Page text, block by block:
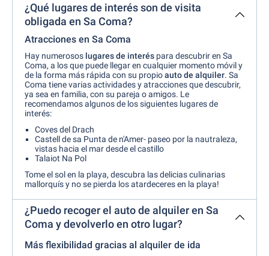
¿Qué lugares de interés son de visita
obligada en Sa Coma?
Atracciones en Sa Coma
Hay numerosos lugares de interés para descubrir en Sa
Coma, a los que puede llegar en cualquier momento móvil y
de la forma más rápida con su propioauto de alquiler. Sa
Coma tiene varias actividades y atracciones que descubrir,
ya sea en familia, con su pareja o amigos. Le
recomendamos algunos de los siguientes lugares de
interés:
Coves del Drach
Castell de sa Punta de n'Amer- paseo por la nautraleza,
vistas hacia el mar desde el castillo
Talaiot Na Pol
Tome el sol en la playa, descubra las delicias culinarias
mallorquís y no se pierda los atardeceres en la playa!
¿Puedo recoger el auto de alquiler en Sa
Coma y devolverlo en otro lugar?
Más flexibilidad gracias al alquiler de ida